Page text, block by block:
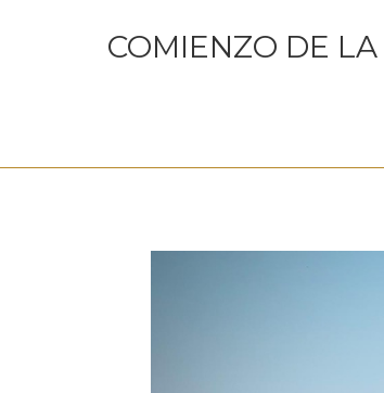
COMIENZO DE